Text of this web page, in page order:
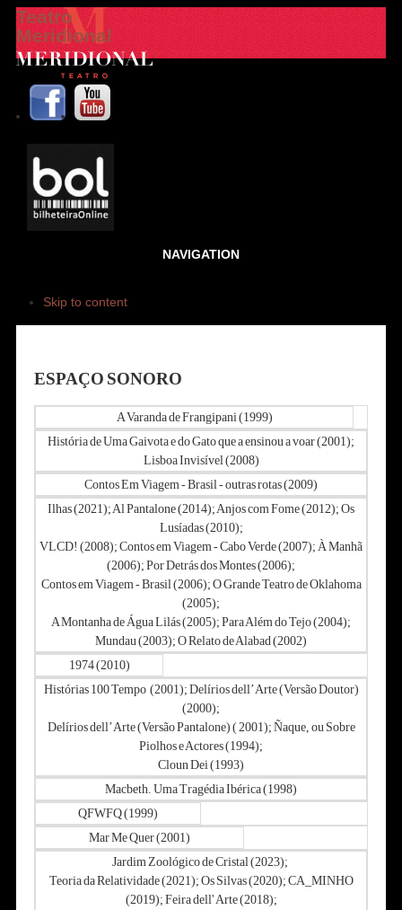
Teatro
Meridional
NAVIGATION
Skip to content
ESPAÇO SONORO
A Varanda de Frangipani (1999)
História de Uma Gaivota e do Gato que a ensinou a voar (2001);
Lisboa Invisível (2008)
Contos Em Viagem - Brasil - outras rotas (2009)
Ilhas (2021); Al Pantalone (2014); Anjos com Fome (2012); Os
Lusíadas (2010);
VLCD! (2008); Contos em Viagem - Cabo Verde (2007); À Manhã
(2006); Por Detrás dos Montes (2006);
Contos em Viagem - Brasil (2006); O Grande Teatro de Oklahoma
(2005);
A Montanha de Água Lilás (2005); Para Além do Tejo (2004);
Mundau (2003); O Relato de Alabad (2002)
1974 (2010)
Histórias 100 Tempo (2001); Delírios dell’Arte (Versão Doutor)
(2000);
Delírios dell’Arte (Versão Pantalone) ( 2001); Ñaque, ou Sobre
Piolhos e Actores (1994);
Cloun Dei (1993)
Macbeth. Uma Tragédia Ibérica (1998)
QFWFQ (1999)
Mar Me Quer (2001)
Jardim Zoológico de Cristal (2023);
Teoria da Relatividade (2021); Os Silvas (2020); CA_MINHO
(2019); Feira dell' Arte (2018);